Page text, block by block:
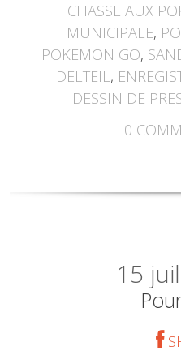
CHASSE AUX
MUNICIPALE,
POKEMON GO,
DELTEIL,
DESSIN DE
0
15